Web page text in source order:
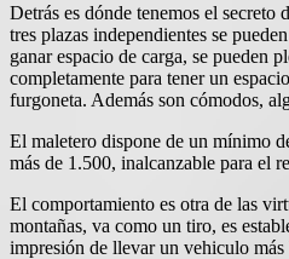
Detrás es dónde tenemos el secreto
tres plazas independientes se
ganar espacio de carga, se pueden
completamente para tener un
furgoneta. Además son cómodos,
El maletero dispone de un mínimo
más de 1.500, inalcanzable para el
El comportamiento es otra de las
montañas, va como un tiro, es
impresión de llevar un vehiculo más